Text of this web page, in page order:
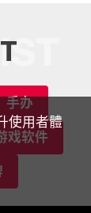
T
手办
戏软件
使用者體